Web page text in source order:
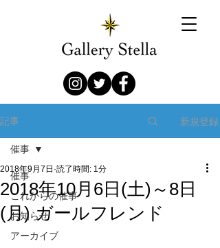
記事 新規登録
催事
これからの催事
お知らせ
アーカイブ
催事
2018年10月6日(土)～8日
(月) ガールフレンド
2018年9月7日 読了時間: 1分